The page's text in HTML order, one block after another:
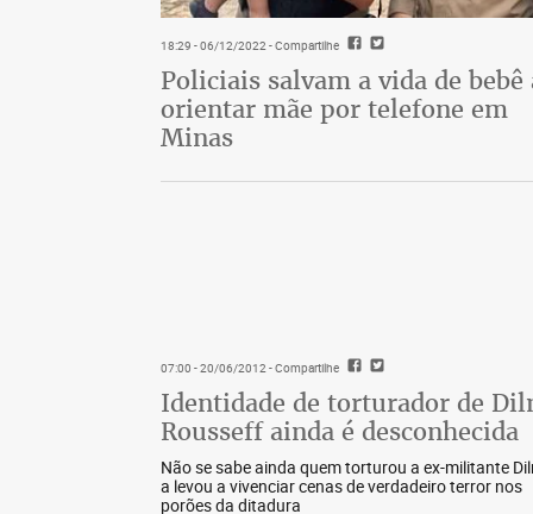
18:29 - 06/12/2022- Compartilhe
Policiais salvam a vida de bebê
orientar mãe por telefone em
Minas
07:00 - 20/06/2012- Compartilhe
Identidade de torturador de
Rousseff ainda é desconhecida
Não se sabe ainda quem torturou a ex-militante
a levou a vivenciar cenas de verdadeiro terror nos
porões da ditadura